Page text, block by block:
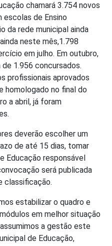
chamará 3.754 novos
de Ensino
da rede municipal ainda
neste mês,1.798
em julho. Em outubro,
1.956 concursados.
profissionais aprovados
homologado no final do
a abril, já foram
deverão escolher um
de até 15 dias, tomar
Educação responsável
será publicada
classificação.
estabilizar o quadro e
em melhor situação
a gestão este
de Educação,